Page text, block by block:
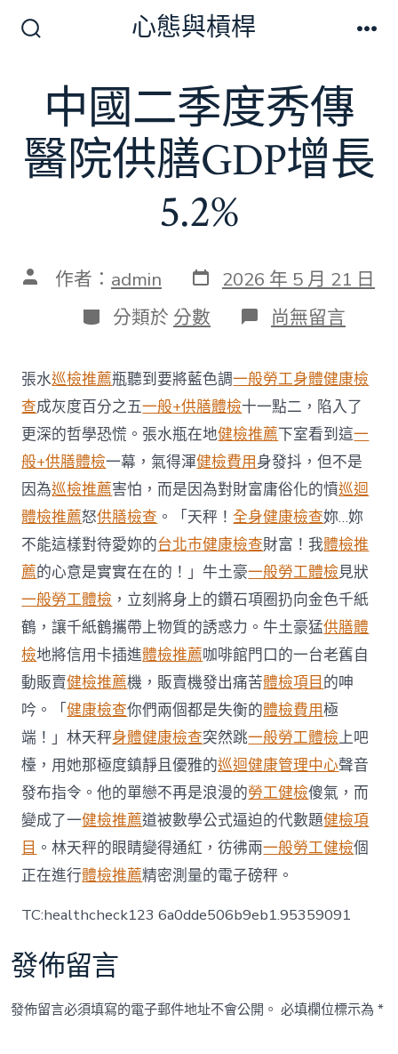
開
關
心態與槓桿
中國二季度秀傳
醫院供膳GDP增長
5.2%
文 作者： admin 發
表
日
期
2026 年 5 月 21 日
分
類
分類於 分數 在
〈中
二
季
度
秀
傳
醫
院
供
膳
GDP
增
長
5.2%〉
中
尚無留言
張水巡檢推薦瓶聽到要將藍色調一般勞工身體健康檢
查成灰度百分之五一般+供膳體檢十一點二，陷入了
更深的哲學恐慌。張水瓶在地健檢推薦下室看到這一
般+供膳體檢一幕，氣得渾健檢費用身發抖，但不是
因為巡檢推薦害怕，而是因為對財富庸俗化的憤巡迴
體檢推薦怒供膳檢查 。「天秤！全身健康檢查妳…妳
不能這樣對待愛妳的台北巿健康檢查財富！我體檢推
薦的心意是實實在在的！」牛土豪一般勞工體檢見狀
一般勞工體檢 ，立刻將身上的鑽石項圈扔向金色千紙
鶴，讓千紙鶴攜帶上物質的誘惑力。牛土豪猛供膳體
檢地將信用卡插進體檢推薦咖啡館門口的一台老舊自
動販賣健檢推薦機，販賣機發出痛苦體檢項目 的呻
吟。「健康檢查你們兩個都是失衡的體檢費用極
端！」林天秤身體健康檢查突然跳一般勞工體檢上吧
檯，用她那極度鎮靜且優雅的巡迴健康管理中心聲音
發布指令。他的單戀不再是浪漫的勞工健檢傻氣，而
變成了一健檢推薦道被數學公式逼迫的代數題健檢項
目 。林天秤的眼睛變得通紅，彷彿兩一般勞工健檢個
正在進行體檢推薦精密測量的電子磅秤。
TC:healthcheck123 6a0dde506b9eb1.95359091
發佈留言
發佈留言必須填寫的電子郵件地址不會公開。 必填欄位標示為*